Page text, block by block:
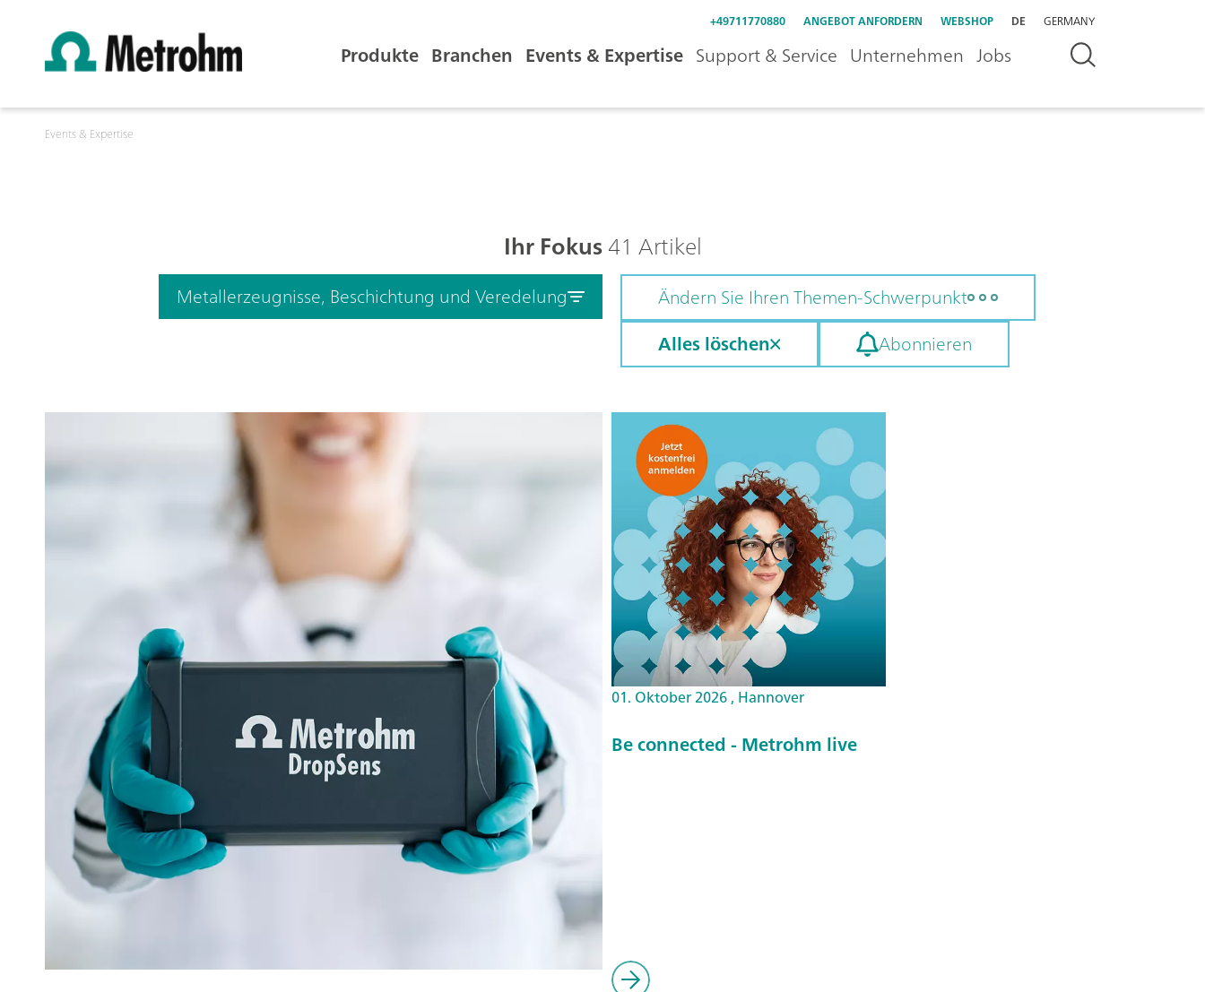
+49711770880 ANGEBOT ANFORDERN WEBSHOP DE GERMANY
Produkte Branchen Events & Expertise Support & Service Unternehmen Jobs
Events & Expertise
Ihr Fokus41 Artikel
Metallerzeugnisse, Beschichtung und Veredelung
Ändern Sie Ihren Themen-Schwerpunkt
Alles löschen
Abonnieren
01. Oktober 2026 , Hannover
Be connected - Metrohm live